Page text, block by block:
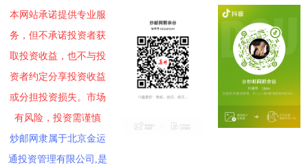
本网站承诺提供专业服
务，但不承诺投资者获
取投资收益，也不与投
资者约定分享投资收益
或分担投资损失。市场
有风险，投资需谨慎
炒邮网隶属于北京金运
通投资管理有限公司,是